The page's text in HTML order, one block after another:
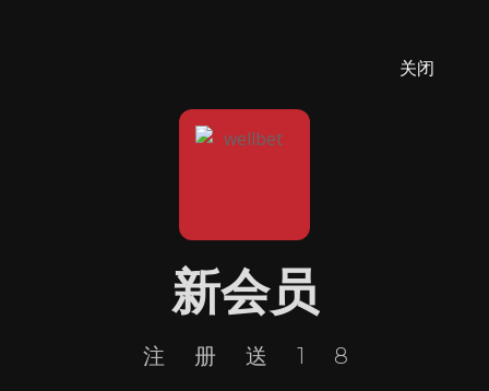
关闭
新会员
注册送18